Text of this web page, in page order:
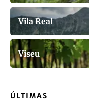
Vila Real
Viseu
ÚLTIMAS